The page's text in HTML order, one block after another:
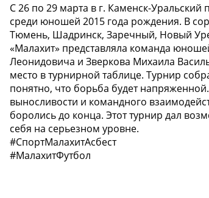
С 26 по 29 марта в г. Каменск-
среди юношей 2015 года рождения. В
Тюмень, Шадринск, Заречный, Новый
«Малахит» представляла команда
Леонидовича и Зверкова Михаила
место в турнирной таблице. Турнир
понятно, что борьба будет
выносливости и командного
боролись до конца. Этот турнир дал
себя на серьезном уровне.
#СпортМалахитАсбест
#МалахитФутбол